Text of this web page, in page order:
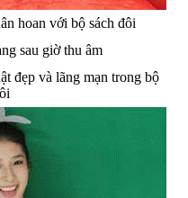
hoan với bộ sách đôi
sau giờ thu âm
đẹp và lãng mạn trong bộ